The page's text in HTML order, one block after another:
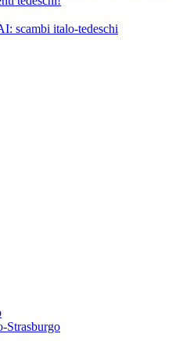
scambi italo-tedeschi
Strasburgo